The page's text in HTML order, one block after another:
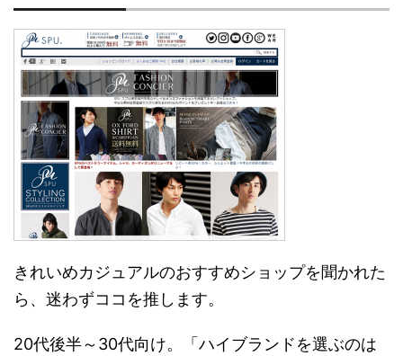
きれいめカジュアルのおすすめショップを聞かれた
ら、迷わずココを推します。
20代後半～30代向け。「ハイブランドを選ぶのは